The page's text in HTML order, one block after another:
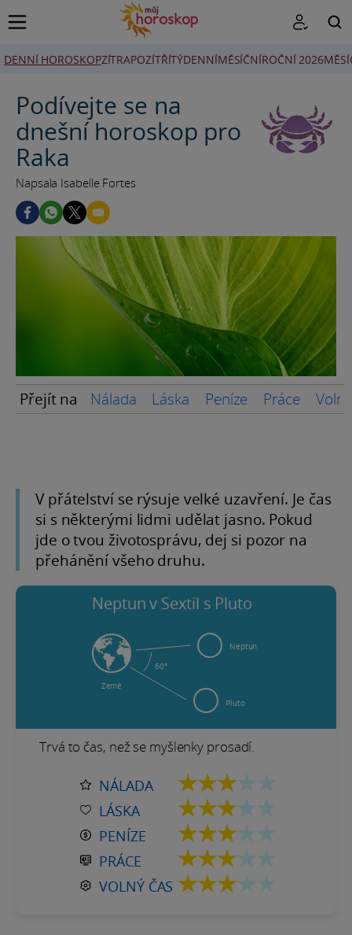
DENNÍ HOROSKOPZÍTRAPOZÍTŘÍTÝDENNÍMĚSÍČNÍROČNÍ 2026
Podívejte se na
dnešní horoskop pro
Raka
Napsala Isabelle Fortes
Přejít na Nálada Láska Peníze Práce
V přátelství se rýsuje velké uzavření. Je čas
si s některými lidmi udělat jasno. Pokud
jde o tvou životosprávu, dej si pozor na
přehánění všeho druhu.
Neptun v Sextil s Pluto
Země
Neptun
Pluto
60°
Trvá to čas, než se myšlenky prosadí.
NÁLADA ★★★★★
LÁSKA ★★★★★
PENÍZE ★★★★★
PRÁCE ★★★★★
VOLNÝ ČAS ★★★★★